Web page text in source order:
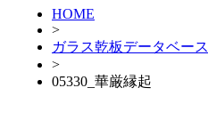
HOME
>
ガラス乾板データベース
>
05330_華厳縁起